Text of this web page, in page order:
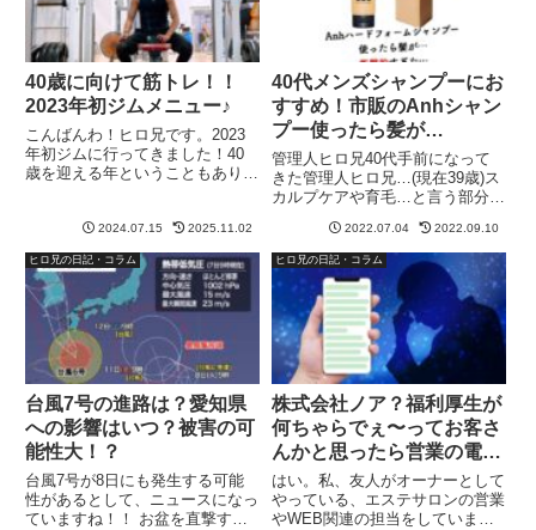
40歳に向けて筋トレ！！
2023年初ジムメニュー♪
こんばんわ！ヒロ兄です。2023
年初ジムに行ってきました！40
歳を迎える年ということもあり、
値なんかも話していこうと思いま
す。本日のジムメニューも！！
40歳に向けて筋トレ！！20...
2024.07.15 2025.11.02
40代メンズシャンプーにお
すすめ！市販のAnhシャン
プー使ったら髪が…
管理人ヒロ兄40代手前になって
きた管理人ヒロ兄…(現在39歳)ス
カルプケアや育毛…と言う部分で
きました… 髪の毛が細くて猫
毛…ちょっと薄くなったような気
が… 剥げてるわけじゃないけど
最近、髪の毛にコシが無くなっ...
2022.07.04 2022.09.10
ヒロ兄の日記・コラム
台風7号の進路は？愛知県
への影響はいつ？被害の可
能性大！？
台風7号が8日にも発生する可能
性があるとして、ニュースになっ
ていますね！！ お盆を直撃する
ヒロ兄の日記・コラム
株式会社ノア？福利厚生が
何ちゃらでぇ〜ってお客さ
んかと思ったら営業の電話
かよ！
はい。私、友人がオーナーとして
やっている、エステサロンの営業
やWEB関連の担当をしていま